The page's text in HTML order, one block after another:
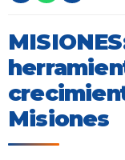
Misiones